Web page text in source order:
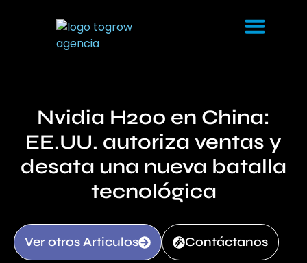
Nvidia H200 en China:
EE.UU. autoriza ventas y
desata una nueva batalla
tecnológica
Ver otros Articulos Contáctanos